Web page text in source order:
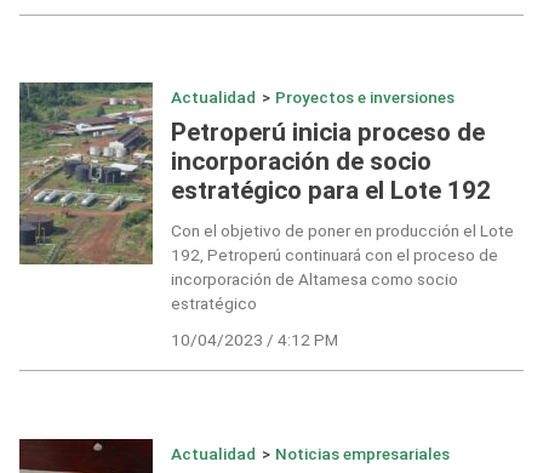
Actualidad > Proyectos e inversiones
Petroperú inicia proceso de
incorporación de socio
estratégico para el Lote 192
Con el objetivo de poner en producción el Lote
192, Petroperú continuará con el proceso de
incorporación de Altamesa como socio
estratégico
10/04/2023 / 4:12 PM
Actualidad > Noticias empresariales